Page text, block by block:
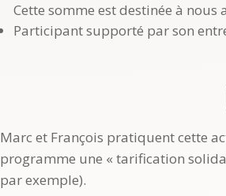
Cette somme est destinée à
Participant supporté par son
Marc et François pratiquent cette
programme une « tarification
par exemple).